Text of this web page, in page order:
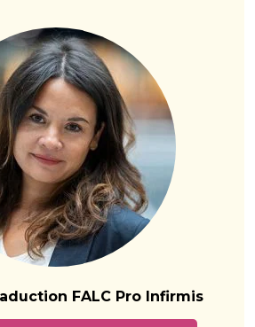
FALC Pro Infirmis